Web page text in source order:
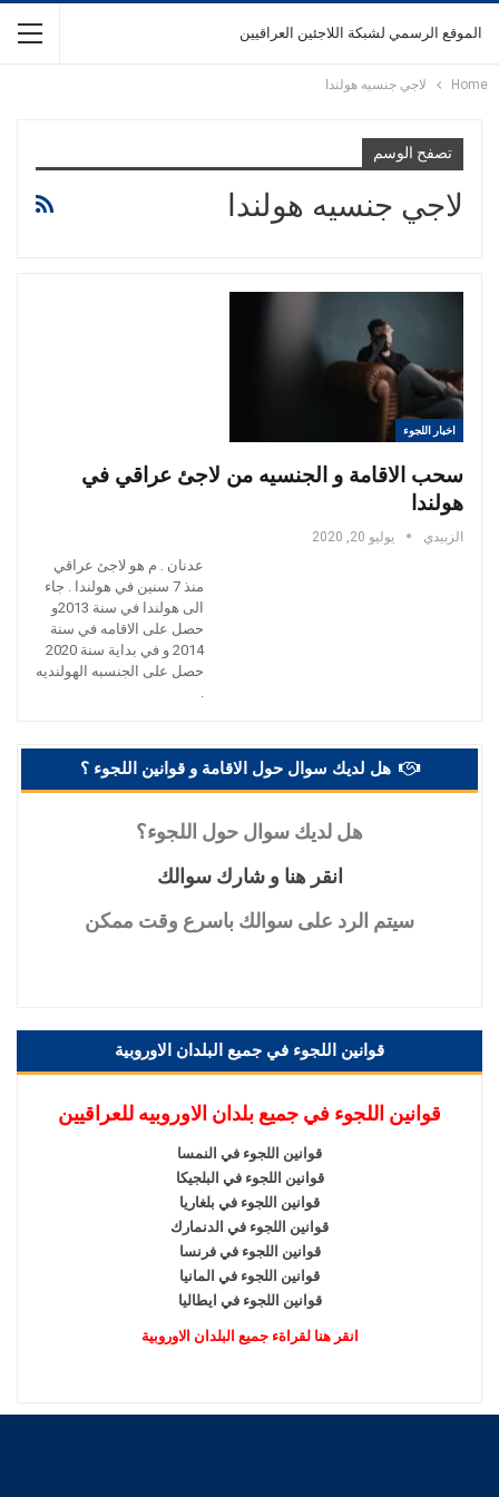
الموقع الرسمي لشبكة اللاجئين العراقيين
Home لاجي جنسيه هولندا
تصفح الوسم
لاجي جنسيه هولندا
اخبار اللجوء
سحب الاقامة و الجنسيه من لاجئ عراقي في
هولندا
الزبيدي يوليو 20, 2020
عدنان . م هو لاجئ عراقي
منذ 7 سنين في هولندا . جاء
الى هولندا في سنة 2013و
حصل على الاقامه في سنة
2014 و في بداية سنة 2020
حصل على الجنسبه الهولنديه
هل لديك سوال حول الاقامة و قوانين اللجوء ؟
هل لديك سوال حول اللجوء؟
انقر هنا و شارك سوالك
سيتم الرد على سوالك باسرع وقت ممكن
قوانين اللجوء في جميع البلدان الاوروبية
قوانين اللجوء في جميع بلدان الاوروبيه للعراقيين
قوانين اللجوء في النمسا
قوانين اللجوء في البلجيكا
قوانين اللجوء في بلغاريا
قوانين اللجوء في الدنمارك
قوانين اللجوء في فرنسا
قوانين اللجوء في المانيا
قوانين اللجوء في ايطاليا
انقر هنا لقراةء جميع البلدان الاوروبية